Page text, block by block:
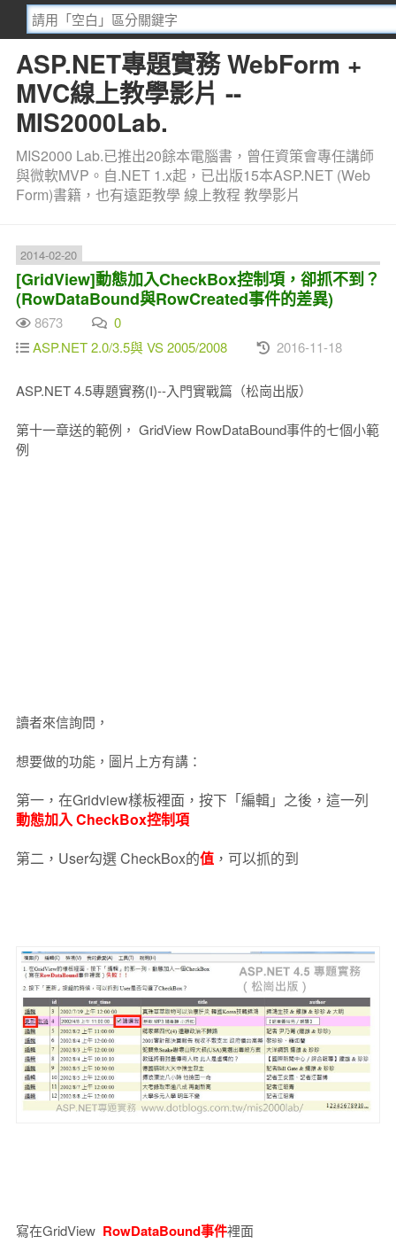
ASP.NET專題實務 WebForm +
MVC線上教學影片 --
MIS2000Lab.
MIS2000 Lab.已推出20餘本電腦書，曾任資策會專任講師
與微軟MVP。自.NET 1.x起，已出版15本ASP.NET (Web
Form)書籍，也有遠距教學 線上教程 教學影片
2014-02-20
[GridView]動態加入CheckBox控制項，卻抓不到？
(RowDataBound與RowCreated事件的差異)
8673
0
ASP.NET 2.0/3.5與 VS 2005/2008
2016-11-18
ASP.NET 4.5專題實務(I)--入門實戰篇（松崗出版）
第十一章送的範例， GridView RowDataBound事件的七個小範
例
讀者來信詢問，
想要做的功能，圖片上方有講：
第一，在Gridview樣板裡面，按下「編輯」之後，這一列
動態加入 CheckBox控制項
第二，User勾選 CheckBox的值，可以抓的到
寫在GridView RowDataBound事件裡面